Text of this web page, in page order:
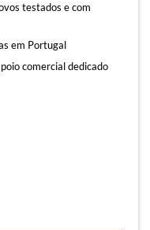
testados e com
em Portugal
comercial dedicado